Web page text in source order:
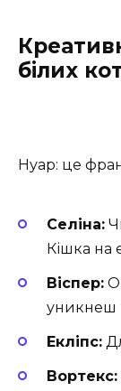
білих
Нуар: це
Селіна:
Кішка на
Віспер:
уникнеш
Екліпс:
Вортекс: